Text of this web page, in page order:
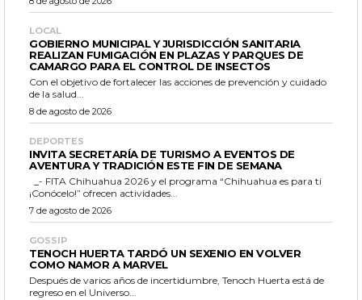
LOCAL
GOBIERNO MUNICIPAL Y JURISDICCIÓN SANITARIA
REALIZAN FUMIGACIÓN EN PLAZAS Y PARQUES DE
CAMARGO PARA EL CONTROL DE INSECTOS
Con el objetivo de fortalecer las acciones de prevención y cuidado
de la salud...
8 de agosto de 2026
DEPORTES
INVITA SECRETARÍA DE TURISMO A EVENTOS DE
AVENTURA Y TRADICIÓN ESTE FIN DE SEMANA
¡Conócelo!” ofrecen actividades...
7 de agosto de 2026
GOSSIP
TENOCH HUERTA TARDÓ UN SEXENIO EN VOLVER
COMO NAMOR A MARVEL
Después de varios años de incertidumbre, Tenoch Huerta está de
regreso en el Universo...